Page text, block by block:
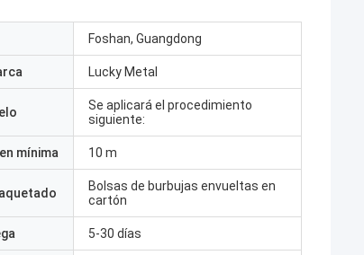
Foshan, Guangdong
Lucky Metal
Se aplicará el procedimiento
siguiente:
mínima 10 m
Bolsas de burbujas envueltas en
cartón
5-30 días